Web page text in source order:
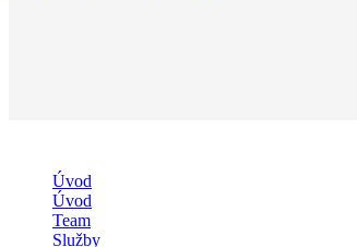
Úvod
Úvod
Team
Služby